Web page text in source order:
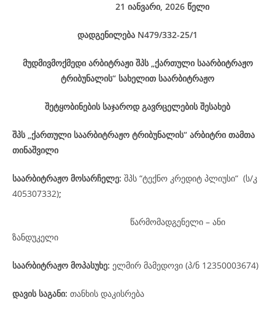
21 იანვარი, 2026 წელი
დადგენილება N479/332-25/1
მუდმივმოქმედი არბიტრაჟი შპს „ქართული საარბიტრაჟო
ტრიბუნალის“ სახელით საარბიტრაჟო
შეტყობინების საჯაროდ გავრცელების შესახებ
შპს „ქართული საარბიტრაჟო ტრიბუნალის“ არბიტრი თამთა
თინაშვილი
საარბიტრაჟო მოსარჩელე: შპს “ტექნო კრედიტ პლიუსი“ (ს/კ
405307332);
წარმომადგენელი – ანი
ზანდუკელი
საარბიტრაჟო მოპასუხე: ელმირ მამედოვი (პ/ნ 12350003674)
დავის საგანი: თანხის დაკისრება